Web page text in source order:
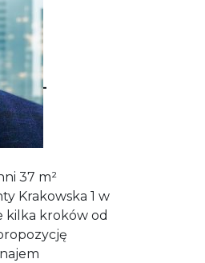
–
37 m²
Krakowska 1 w
kilka kroków od